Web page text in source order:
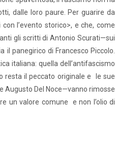
dalle loro paure. Per guarire da
l’evento storico>, e che, come
gli scritti di Antonio Scurati—sui
il panegirico di Francesco Piccolo.
italiana: quella dell’antifascismo
resta il peccato originale e le sue
Augusto Del Noce—vanno rimosse
un valore comune e non l’olio di